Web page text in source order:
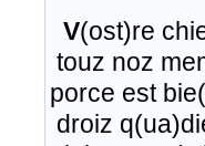
V(ost)re
touz noz
porce est
droiz